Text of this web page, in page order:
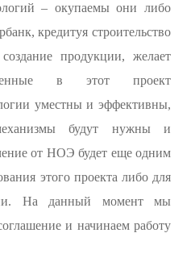
– окупаемы они либо
кредитуя строительство
продукции, желает
в этот проект
уместны и эффективны,
будут нужны и
от НОЭ будет еще одним
этого проекта либо для
На данный момент мы
и начинаем работу